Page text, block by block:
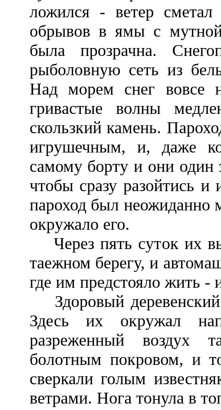
ложился - ветер
обрывов в ямы с
была прозрачна.
рыболовную сеть из
Над морем снег вовсе
гривастые волны
скользкий камень.
игрушечным, и, даже
самому борту и они один
чтобы сразу разойтись и
пароход был
окружало его.
Через пять суток их
таежном берегу, и
где им предстояло жить -
Здоровый деревенский
Здесь их окружал
разреженный воздух
болотным покровом, и
сверкали голым
ветрами. Нога тонула в